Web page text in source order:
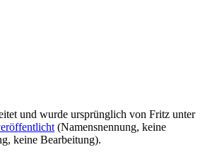
und wurde ursprünglich von Fritz unter
(Namensnennung, keine
keine Bearbeitung).